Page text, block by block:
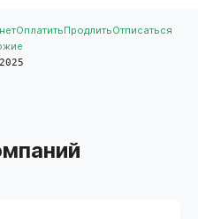
ОплатитьПродлитьОтписаться